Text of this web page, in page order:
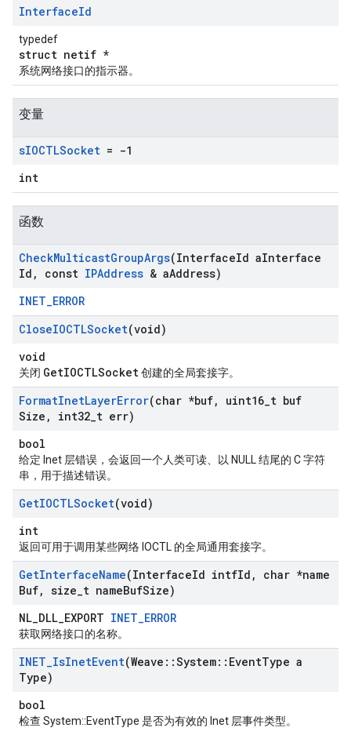
InterfaceId
typedef
struct netif *
系统网络接口的指示器。
变量
sIOCTLSocket = -1
int
函数
CheckMulticastGroupArgs(InterfaceId aInterface
Id , const IPAddress & aAddress)
INET_ERROR
CloseIOCTLSocket(void)
void
关闭 GetIOCTLSocket创建的全局套接字。
FormatInetLayerError(char *buf, uint16 t buf
Size , int32 t err)
bool
给定 Inet 层错误，会返回一个人类可读、以 NULL 结尾的 C 字符
串，用于描述错误。
GetIOCTLSocket(void)
int
返回可用于调用某些网络 IOCTL 的全局通用套接字。
GetInterfaceName(InterfaceId intfId ,
char *name
Buf, size t nameBufSize)
NL_DLL_EXPORT INET_ERROR
获取网络接口的名称。
INET_IsInetEvent(Weave ::System:: EventType a
Type)
bool
检查 System::EventType 是否为有效的 Inet 层事件类型。